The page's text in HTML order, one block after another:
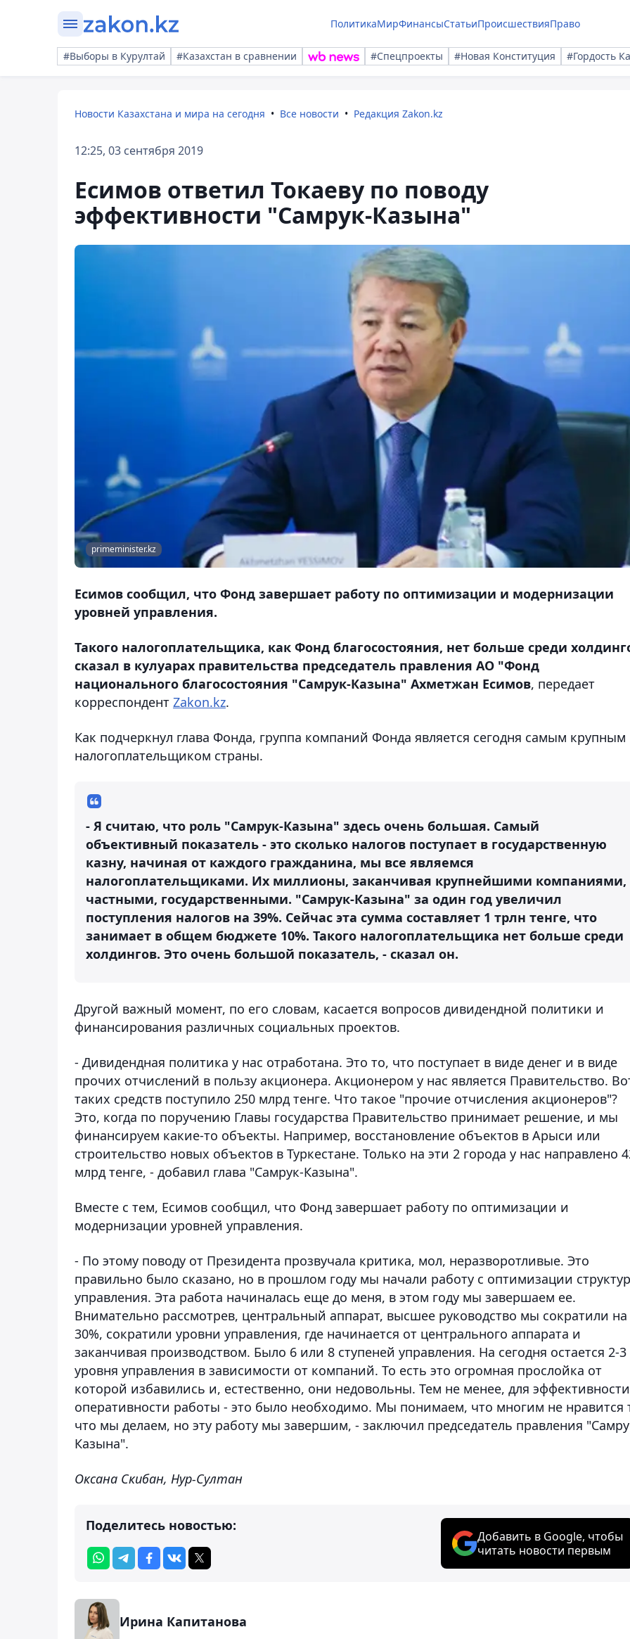
ПолитикаМирФинансыСтатьиПроисшествияПраво
#Выборы в Курултай #Казахстан в сравнении #Спецпроекты #Новая Конституция #Гордость
Новости Казахстана и мира на сегодня Все новости Редакция Zakon.kz
12:25, 03 сентября 2019
Есимов ответил Токаеву по поводу
эффективности "Самрук-Казына"
primeminister.kz
Есимов сообщил, что Фонд завершает работу по оптимизации и модернизации
уровней управления.
Такого налогоплательщика, как Фонд благосостояния, нет больше среди
сказал в кулуарах правительства председатель правления АО "Фонд
национального благосостояния "Самрук-Казына" Ахметжан Есимов, передает
корреспондент Zakon.kz.
Как подчеркнул глава Фонда, группа компаний Фонда является сегодня самым крупным
налогоплательщиком страны.
- Я считаю, что роль "Самрук-Казына" здесь очень большая. Самый
объективный показатель - это сколько налогов поступает в государственную
казну, начиная от каждого гражданина, мы все являемся
налогоплательщиками. Их миллионы, заканчивая крупнейшими компаниями,
частными, государственными. "Самрук-Казына" за один год увеличил
поступления налогов на 39%. Сейчас эта сумма составляет 1 трлн тенге, что
занимает в общем бюджете 10%. Такого налогоплательщика нет больше среди
холдингов. Это очень большой показатель, - сказал он.
Другой важный момент, по его словам, касается вопросов дивидендной политики и
финансирования различных социальных проектов.
- Дивидендная политика у нас отработана. Это то, что поступает в виде денег и в виде
прочих отчислений в пользу акционера. Акционером у нас является Правительство.
таких средств поступило 250 млрд тенге. Что такое "прочие отчисления акционеров"?
Это, когда по поручению Главы государства Правительство принимает решение, и мы
финансируем какие-то объекты. Например, восстановление объектов в Арыси или
строительство новых объектов в Туркестане. Только на эти 2 города у нас направлено
млрд тенге, - добавил глава "Самрук-Казына".
Вместе с тем, Есимов сообщил, что Фонд завершает работу по оптимизации и
модернизации уровней управления.
- По этому поводу от Президента прозвучала критика, мол, неразворотливые. Это
правильно было сказано, но в прошлом году мы начали работу с оптимизации
управления. Эта работа начиналась еще до меня, в этом году мы завершаем ее.
Внимательно рассмотрев, центральный аппарат, высшее руководство мы сократили на
30%, сократили уровни управления, где начинается от центрального аппарата и
заканчивая производством. Было 6 или 8 ступеней управления. На сегодня остается 2-3
уровня управления в зависимости от компаний. То есть это огромная прослойка от
которой избавились и, естественно, они недовольны. Тем не менее, для
оперативности работы - это было необходимо. Мы понимаем, что многим не нравится
что мы делаем, но эту работу мы завершим, - заключил председатель правления
Казына".
Оксана Скибан, Нур-Султан
Поделитесь новостью:
Добавить в Google, чтобы
читать новости первым
Ирина Капитанова